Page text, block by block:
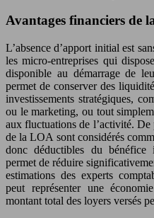
Avantages financiers de
L’absence d’apport initial est
les micro-entreprises qui
disponible au démarrage de
permet de conserver des
investissements stratégiques,
ou le marketing, ou tout
aux fluctuations de l’activité. De
de la LOA sont considérés
donc déductibles du bénéfice
permet de réduire
estimations des experts
peut représenter une
montant total des loyers versés